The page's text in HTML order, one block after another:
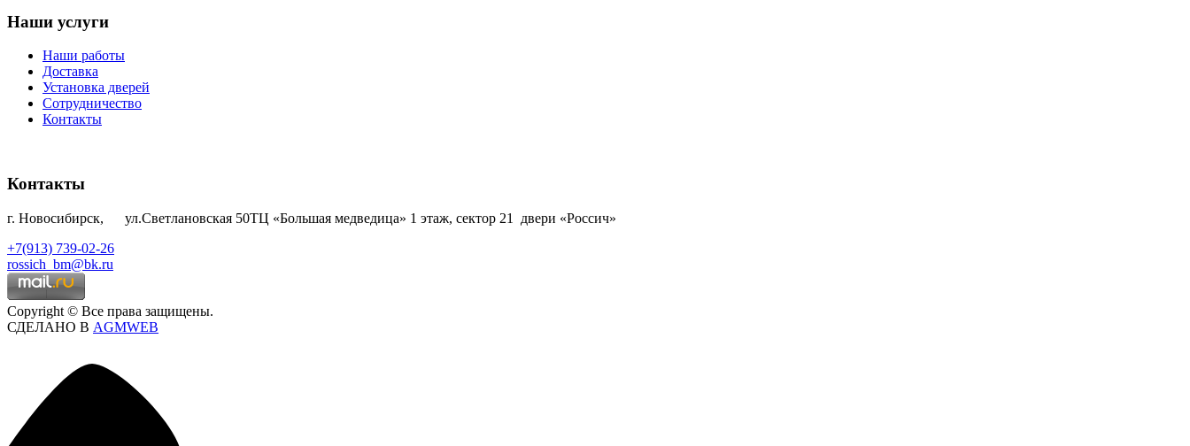
Наши услуги
Наши работы
Доставка
Установка дверей
Сотрудничество
Контакты
Контакты
г. Новосибирск, ул.Светлановская 50ТЦ «Большая медведица» 1 этаж, сектор 21 двери «Россич»
+7(913) 739-02-26
rossich_bm@bk.ru
Copyright © Все права защищены.
СДЕЛАНО В AGMWEB